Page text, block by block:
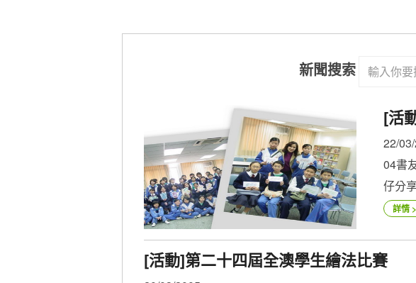
新聞搜索
[活
22/
04書
仔分
詳情
[活動]第二十四屆全澳學生繪法比賽